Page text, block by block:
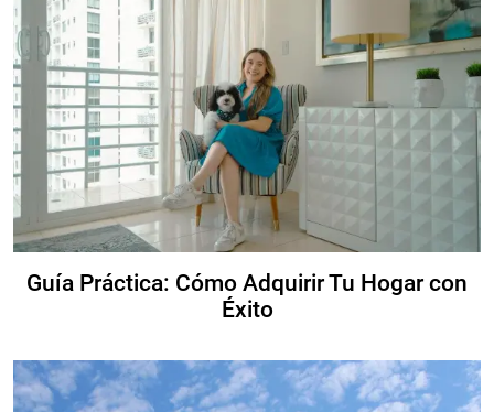
Guía Práctica: Cómo Adquirir Tu Hogar con
Éxito